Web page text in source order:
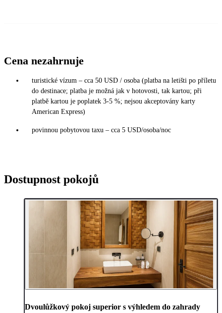
Cena nezahrnuje
turistické vízum – cca 50 USD / osoba (platba na letišti po příletu
do destinace; platba je možná jak v hotovosti, tak kartou; při
platbě kartou je poplatek 3-5 %; nejsou akceptovány karty
American Express)
povinnou pobytovou taxu – cca 5 USD/osoba/noc
Dostupnost pokojů
Dvoulůžkový pokoj superior s výhledem do zahrady